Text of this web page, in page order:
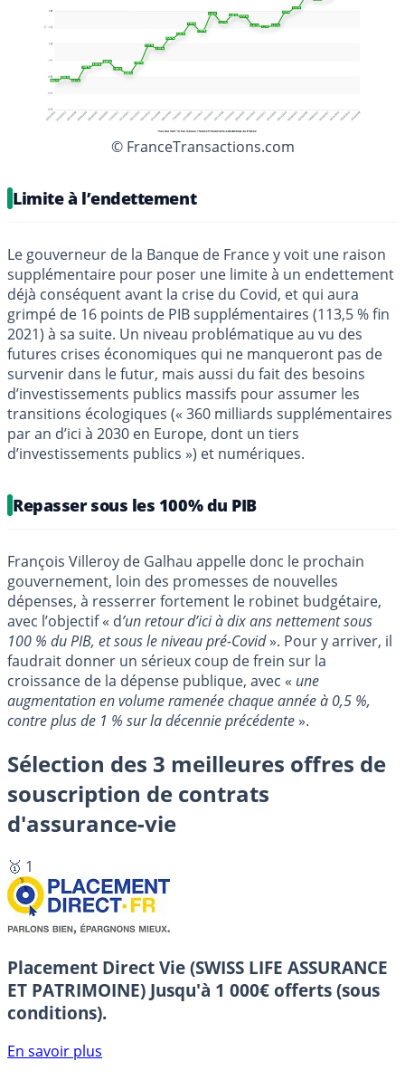
© FranceTransactions.com
Limite à l’endettement
Le gouverneur de la Banque de France y voit une raison
supplémentaire pour poser une limite à un endettement
déjà conséquent avant la crise du Covid, et qui aura
grimpé de 16 points de PIB supplémentaires (113,5 % fin
2021) à sa suite. Un niveau problématique au vu des
futures crises économiques qui ne manqueront pas de
survenir dans le futur, mais aussi du fait des besoins
d’investissements publics massifs pour assumer les
transitions écologiques (« 360 milliards supplémentaires
par an d’ici à 2030 en Europe, dont un tiers
d’investissements publics ») et numériques.
Repasser sous les 100% du PIB
François Villeroy de Galhau appelle donc le prochain
gouvernement, loin des promesses de nouvelles
dépenses, à resserrer fortement le robinet budgétaire,
avec l’objectif « d’un retour d’ici à dix ans nettement sous
100 % du PIB, et sous le niveau pré-Covid». Pour y arriver, il
faudrait donner un sérieux coup de frein sur la
croissance de la dépense publique, avec « une
augmentation en volume ramenée chaque année à 0,5 %,
contre plus de 1 % sur la décennie précédente».
Sélection des 3 meilleures offres de
souscription de contrats
d'assurance-vie
🥇 1
Placement Direct Vie (SWISS LIFE ASSURANCE
ET PATRIMOINE) Jusqu'à 1 000€ offerts (sous
conditions).
En savoir plus